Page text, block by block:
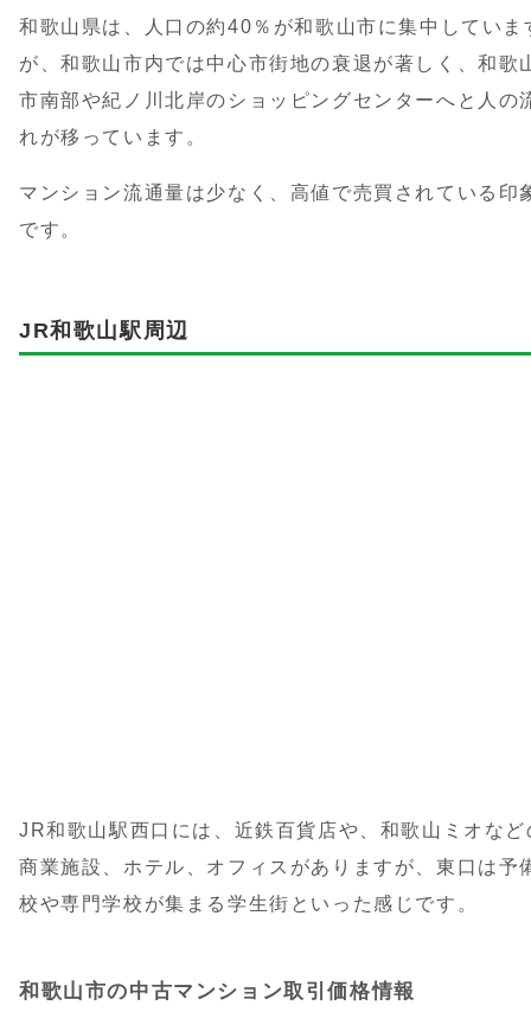
和歌山県は、人口の約40％が和歌山市に集中していま
が、和歌山市内では中心市街地の衰退が著しく、和歌
市南部や紀ノ川北岸のショッピングセンターへと人の
れが移っています。
マンション流通量は少なく、高値で売買されている印
です。
JR和歌山駅周辺
JR和歌山駅西口には、近鉄百貨店や、和歌山ミオなど
商業施設、ホテル、オフィスがありますが、東口は予
校や専門学校が集まる学生街といった感じです。
和歌山市の中古マンション取引価格情報